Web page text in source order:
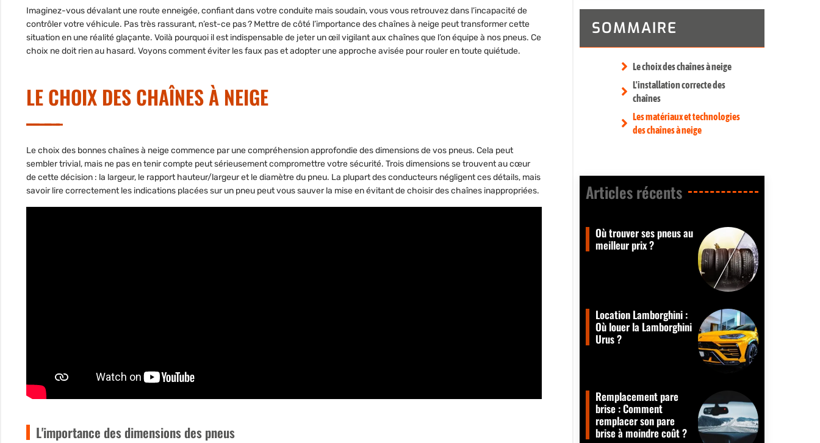
Imaginez-vous dévalant une route enneigée, confiant dans votre conduite mais soudain, vous vous retrouvez dans l’incapacité de
contrôler votre véhicule. Pas très rassurant, n’est-ce pas ? Mettre de côté l’importance des chaînes à neige peut transformer cette
situation en une réalité glaçante. Voilà pourquoi il est indispensable de jeter un œil vigilant aux chaînes que l’on équipe à nos pneus. Ce
choix ne doit rien au hasard. Voyons comment éviter les faux pas et adopter une approche avisée pour rouler en toute quiétude.
LE CHOIX DES CHAÎNES À NEIGE
Le choix des bonnes chaînes à neige commence par une compréhension approfondie des dimensions de vos pneus. Cela peut
sembler trivial, mais ne pas en tenir compte peut sérieusement compromettre votre sécurité. Trois dimensions se trouvent au cœur
de cette décision : la largeur, le rapport hauteur/largeuret lediamètredu pneu. La plupart des conducteurs négligent ces détails, mais
savoir lire correctement les indications placées sur un pneu peut vous sauver la mise en évitant de choisir des chaînes inappropriées.
L'importance des dimensions des pneus
SOMMAIRE
Le choix des chaînes à neige
L'installation correcte des
chaînes
Les matériaux et technologies
des chaînes à neige
Articles récents​
Où trouver ses pneus au
meilleur prix ?
Location Lamborghini :
Où louer la Lamborghini
Urus ?
Remplacement pare
brise : Comment
remplacer son pare
brise à moindre coût ?